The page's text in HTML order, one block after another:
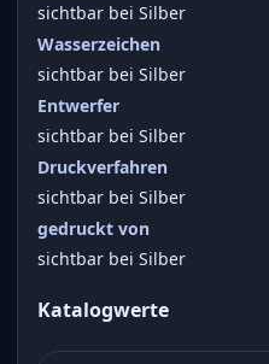
sichtbar bei Silber
Wasserzeichen
sichtbar bei Silber
Entwerfer
sichtbar bei Silber
Druckverfahren
sichtbar bei Silber
gedruckt von
sichtbar bei Silber
Katalogwerte